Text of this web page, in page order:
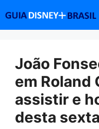
conteúdo
João
em Roland
assistir e
desta sexta